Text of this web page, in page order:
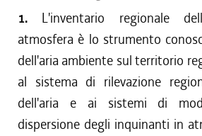
1. L'inventario regionale
atmosfera è lo strumento
dell'aria ambiente sul territorio
al sistema di rilevazione
dell'aria e ai sistemi di
dispersione degli inquinanti in